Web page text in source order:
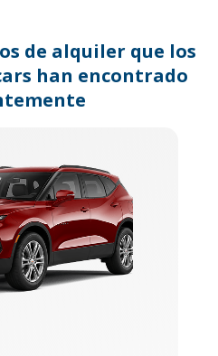
de alquiler que los
han encontrado